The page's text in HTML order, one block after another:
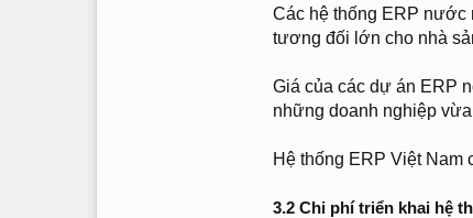
Các hệ thống ERP nước
tương đối lớn cho nhà
Giá của các dự án ERP
những doanh nghiệp
Hệ thống ERP Việt Nam
3.2 Chi phí triển khai hệ